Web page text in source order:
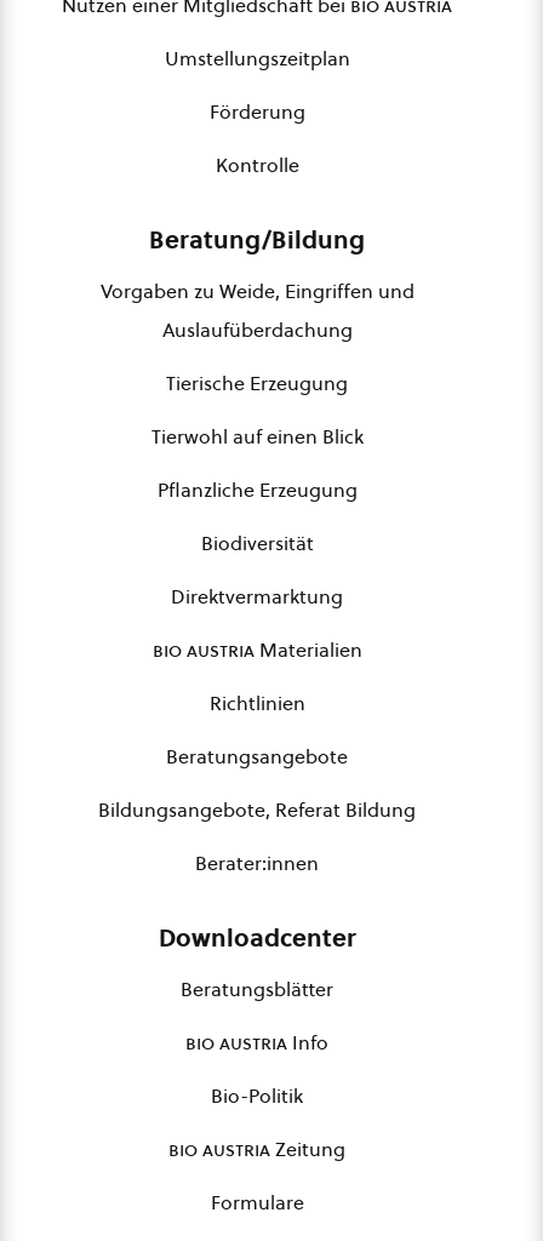
Umstellungszeitplan
Förderung
Kontrolle
Beratung/Bildung
Vorgaben zu Weide, Eingriffen und
Auslaufüberdachung
Tierische Erzeugung
Tierwohl auf einen Blick
Pflanzliche Erzeugung
Biodiversität
Direktvermarktung
bio austriaMaterialien
Richtlinien
Beratungsangebote
Bildungsangebote, Referat Bildung
Berater:innen
Downloadcenter
Beratungsblätter
bio austria Info
Bio-Politik
bio austriaZeitung
Formulare